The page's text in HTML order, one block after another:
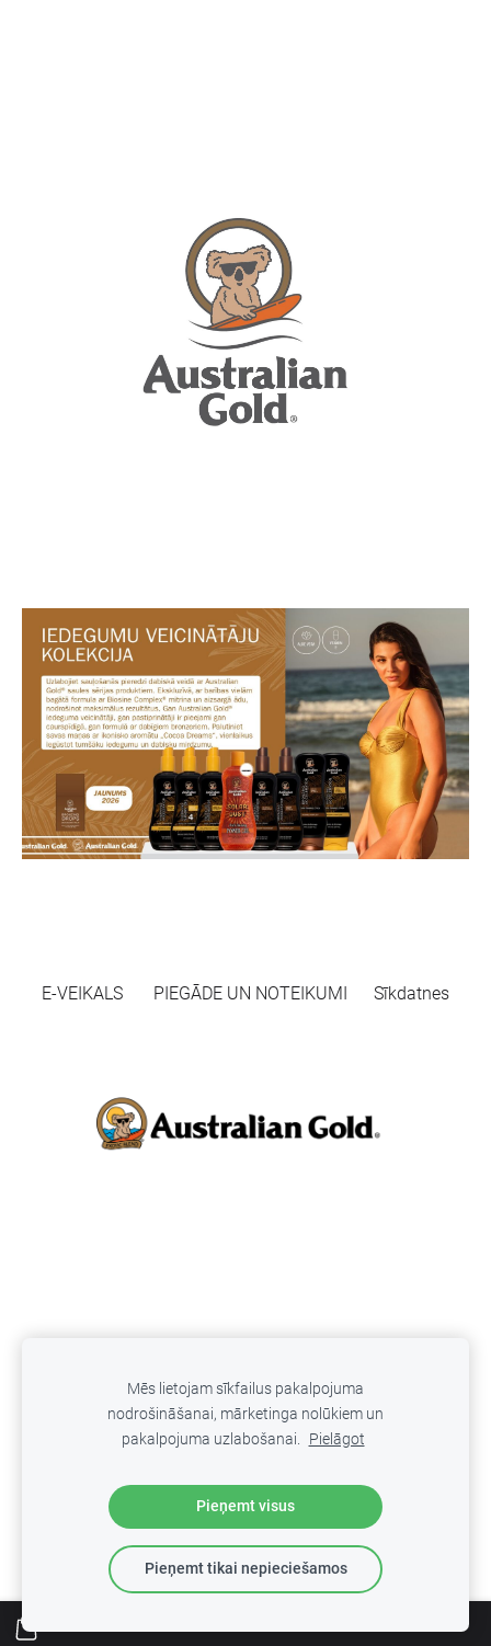
E-VEIKALS PIEGĀDE UN NOTEIKUMI Sīkdatnes
SADARBĪBĀ AR
Mēs lietojam sīkfailus pakalpojuma
nodrošināšanai, mārketinga nolūkiem un
pakalpojuma uzlabošanai. Pielāgot
Pieņemt visus
Pieņemt tikai nepieciešamos